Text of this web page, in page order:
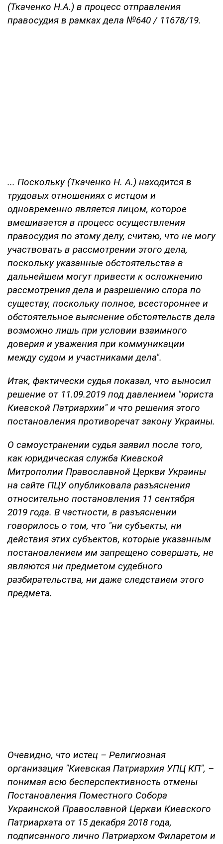
(Ткаченко Н.А.) в процесс отправления
правосудия в рамках дела №640 / 11678/19.
... Поскольку (Ткаченко Н. А.) находится в
трудовых отношениях с истцом и
одновременно является лицом, которое
вмешивается в процесс осуществления
правосудия по этому делу, считаю, что не могу
участвовать в рассмотрении этого дела,
поскольку указанные обстоятельства в
дальнейшем могут привести к осложнению
рассмотрения дела и разрешению спора по
существу, поскольку полное, всестороннее и
обстоятельное выяснение обстоятельств дела
возможно лишь при условии взаимного
доверия и уважения при коммуникации
между судом и участниками дела".
Итак, фактически судья показал, что выносил
решение от 11.09.2019 под давлением "юриста
Киевской Патриархии" и что решения этого
постановления противоречат закону Украины.
О самоустранении судья заявил после того,
как юридическая служба Киевской
Митрополии Православной Церкви Украины
на сайте ПЦУ опубликовала разъяснения
относительно постановления 11 сентября
2019 года. В частности, в разъяснении
говорилось о том, что "ни субъекты, ни
действия этих субъектов, которые указанным
постановлением им запрещено совершать, не
являются ни предметом судебного
разбирательства, ни даже следствием этого
предмета.
Очевидно, что истец – Религиозная
организация "Киевская Патриархия УПЦ КП", –
понимая всю бесперспективность отмены
Постановления Поместного Собора
Украинской Православной Церкви Киевского
Патриархата от 15 декабря 2018 года,
подписанного лично Патриархом Филаретом и